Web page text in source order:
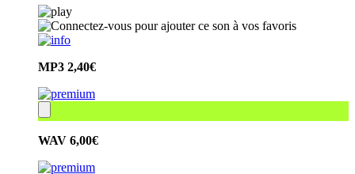
MP3 2,40€
WAV 6,00€